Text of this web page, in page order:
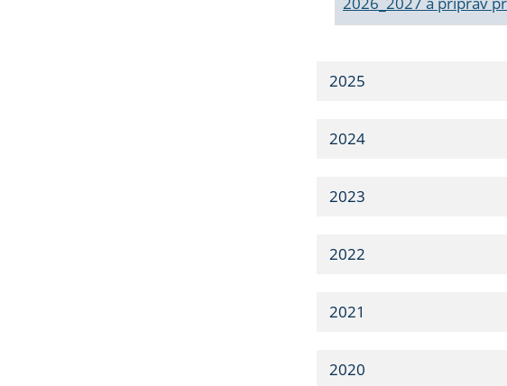
2025
2024
2023
2022
2021
2020